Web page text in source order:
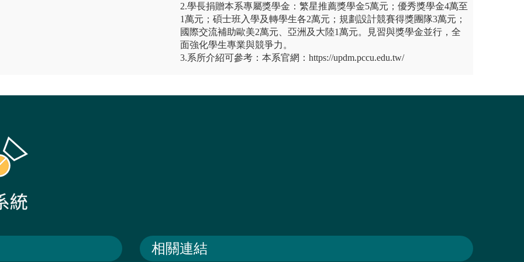
2.學長捐贈本系專屬獎學金：繁星推薦獎學金5萬元；優秀獎學金4萬至
1萬元；碩士班入學及轉學生各2萬元；規劃設計競賽得獎團隊3萬元；
國際交流補助歐美2萬元、亞洲及大陸1萬元。見習與獎學金並行，全
面強化學生專業與競爭力。
3.系所介紹可參考：本系官網：https://updm.pccu.edu.tw/
相關連結